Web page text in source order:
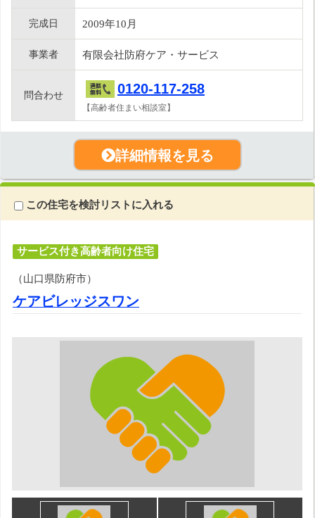
完成日 2009年10月
事業者 有限会社防府ケア・サービス
問合わせ 0120-117-258
【高齢者住まい相談室】
詳細情報を見る
この住宅を検討リストに入れる
サービス付き高齢者向け住宅
（山口県防府市）
ケアビレッジスワン